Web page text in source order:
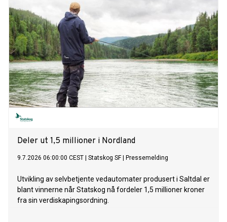
Deler ut 1,5 millioner i Nordland
9.7.2026 06:00:00 CEST Statskog SF| Pressemelding
Utvikling av selvbetjente vedautomater produsert i Saltdal er
blant vinnerne når Statskog nå fordeler 1,5 millioner kroner
fra sin verdiskapingsordning.